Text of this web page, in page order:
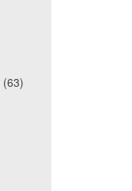
(63)